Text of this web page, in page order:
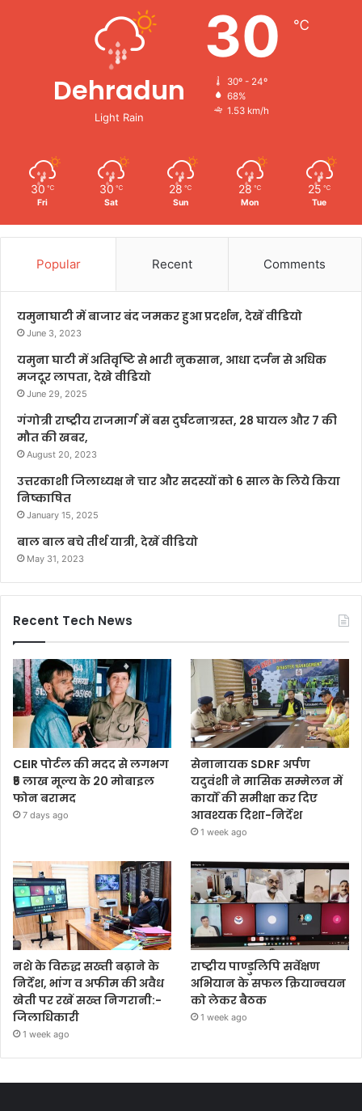
Dehradun
Light Rain
30 ℃
30º - 24º
68%
1.53 km/h
30 ℃
Fri
30 ℃
Sat
28 ℃
Sun
28 ℃
Mon
25 ℃
Tue
Popular Recent Comments
यमुनाघाटी में बाजार बंद जमकर हुआ प्रदर्शन, देखें वीडियो
June 3, 2023
यमुना घाटी में अतिवृष्टि से भारी नुकसान, आधा दर्जन से अधिक
मजदूर लापता, देखे वीडियो
June 29, 2025
गंगोत्री राष्ट्रीय राजमार्ग में बस दुर्घटनाग्रस्त, 28 घायल और 7 की
मौत की खबर,
August 20, 2023
उत्तरकाशी जिलाध्यक्ष ने चार और सदस्यों को 6 साल के लिये किया
निष्काषित
January 15, 2025
बाल बाल बचे तीर्थ यात्री, देखें वीडियो
May 31, 2023
Recent Tech News
CEIR पोर्टल की मदद से लगभग
₹5 लाख मूल्य के 20 मोबाइल
फोन बरामद
7 days ago
सेनानायक SDRF अर्पण
यदुवंशी ने मासिक सम्मेलन में
कार्यों की समीक्षा कर दिए
आवश्यक दिशा-निर्देश
1 week ago
नशे के विरुद्ध सख्ती बढ़ाने के
निर्देश, भांग व अफीम की अवैध
खेती पर रखें सख्त निगरानी:-
जिलाधिकारी
1 week ago
राष्ट्रीय पाण्डुलिपि सर्वेक्षण
अभियान के सफल क्रियान्वयन
को लेकर बैठक
1 week ago